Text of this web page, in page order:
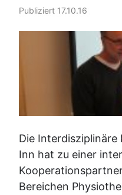
Publiziert 17.10.16
Die
Inn hat zu einer
Bereichen